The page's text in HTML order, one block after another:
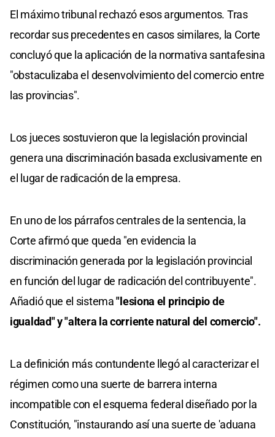
El máximo tribunal rechazó esos argumentos. Tras
recordar sus precedentes en casos similares, la Corte
concluyó que la aplicación de la normativa santafesina
"obstaculizaba el desenvolvimiento del comercio entre
las provincias".
Los jueces sostuvieron que la legislación provincial
genera una discriminación basada exclusivamente en
el lugar de radicación de la empresa.
En uno de los párrafos centrales de la sentencia, la
Corte afirmó que queda "en evidencia la
discriminación generada por la legislación provincial
en función del lugar de radicación del contribuyente".
Añadió que el sistema"lesiona el principio de
igualdad" y "altera la corriente natural del comercio".
La definición más contundente llegó al caracterizar el
régimen como una suerte de barrera interna
incompatible con el esquema federal diseñado por la
Constitución, "instaurando así una suerte de 'aduana